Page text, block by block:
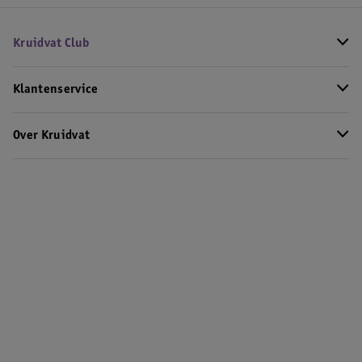
Kruidvat Club
Klantenservice
Over Kruidvat